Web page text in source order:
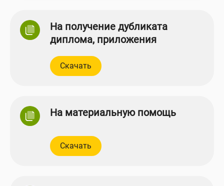
На получение дубликата
диплома, приложения
Скачать
На материальную помощь
Скачать